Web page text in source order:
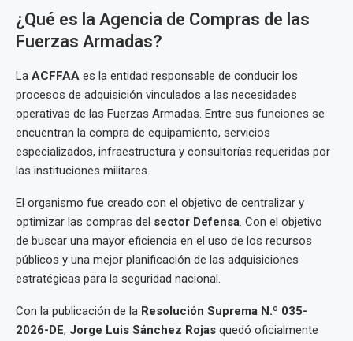
¿Qué es la Agencia de Compras de las
Fuerzas Armadas?
La ACFFAA es la entidad responsable de conducir los
procesos de adquisición vinculados a las necesidades
operativas de las Fuerzas Armadas. Entre sus funciones se
encuentran la compra de equipamiento, servicios
especializados, infraestructura y consultorías requeridas por
las instituciones militares.
El organismo fue creado con el objetivo de centralizar y
optimizar las compras del sector Defensa. Con el objetivo
de buscar una mayor eficiencia en el uso de los recursos
públicos y una mejor planificación de las adquisiciones
estratégicas para la seguridad nacional.
Con la publicación de la Resolución Suprema N.º 035-
2026-DE, Jorge Luis Sánchez Rojas quedó oficialmente